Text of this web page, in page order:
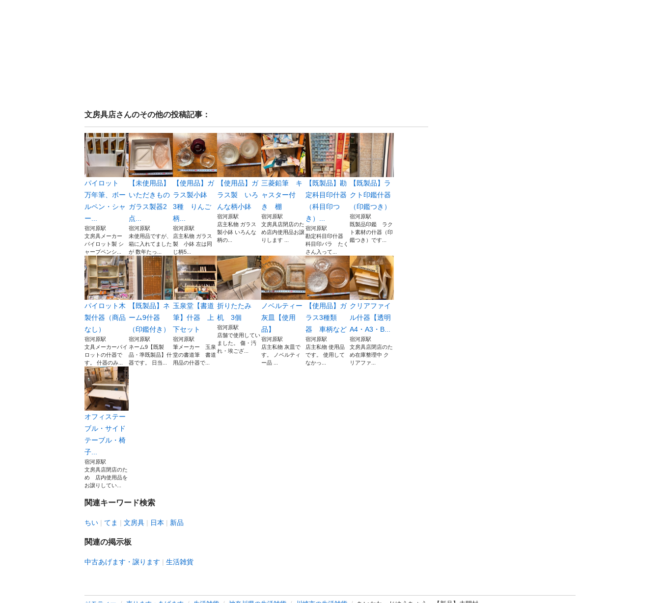
文房具店さんのその他の投稿記事：
パイロット
万年筆、ボー
ルペン・シャ
ー...
宿河原駅
文房具メーカー
パイロット製 シ
ャープペンシ...
【未使用品】
いただきもの
ガラス製器2
点...
宿河原駅
未使用品ですが、
箱に入れてました
が 数年たっ...
【使用品】ガ
ラス製小鉢
3種 りんご
柄...
宿河原駅
店主私物 ガラス
製 小鉢 左は同
じ柄5...
【使用品】ガ
ラス製 いろ
んな柄小鉢
宿河原駅
店主私物 ガラス
製小鉢 いろんな
柄の...
三菱鉛筆 キ
ャスター付
き 棚
宿河原駅
文房具店閉店のた
め店内使用品お譲
りします ...
【既製品】勘
定科目印什器
（科目印つ
き）...
宿河原駅
勘定科目印什器
科目印バラ たく
さん入って...
【既製品】ラ
クト印鑑什器
（印鑑つき）
宿河原駅
既製品印鑑 ラク
ト素材の什器（印
鑑つき）です...
パイロット木
製什器（商品
なし）
宿河原駅
文具メーカーパイ
ロットの什器で
す。 什器のみ...
【既製品】ネ
ーム9什器
（印鑑付き）
宿河原駅
ネーム9【既製
品・準既製品】什
器です。 日当...
玉泉堂【書道
筆】什器 上
下セット
宿河原駅
筆メーカー 玉泉
堂の書道筆 書道
用品の什器で...
折りたたみ
机 3個
宿河原駅
店舗で使用してい
ました。 傷・汚
れ・埃ござ...
ノベルティー
灰皿【使用
品】
宿河原駅
店主私物 灰皿で
す。 ノベルティ
ー品 ...
【使用品】ガ
ラス3種類
器 車柄など
宿河原駅
店主私物 使用品
です。 使用して
なかっ...
クリアファイ
ル什器【透明
A4・A3・B...
宿河原駅
文房具店閉店のた
め在庫整理中 ク
リアファ...
オフィステー
ブル・サイド
テーブル・椅
子...
宿河原駅
文房具店閉店のた
め 店内使用品を
お譲りしてい...
関連キーワード検索
ちい てま 文房具 日本 新品
関連の掲示板
中古あげます・譲ります 生活雑貨